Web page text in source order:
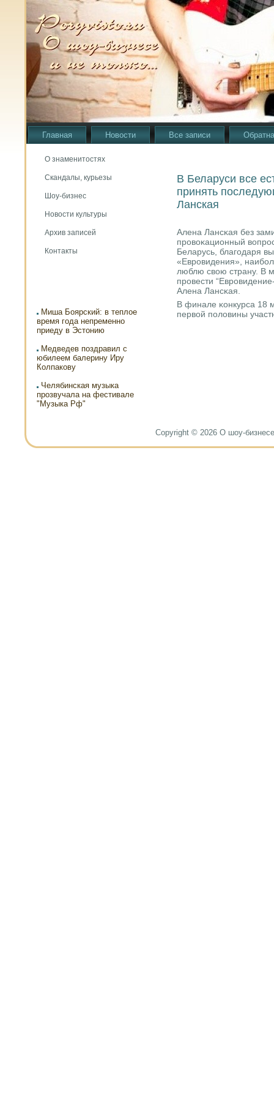
Главная Новости Все записи
О знаменитостях
Скандалы, курьезы
Шоу-бизнес
Новости культуры
Архив записей
Контакты
Миша Боярский: в теплое
время года непременно
приеду в Эстонию
Медведев поздравил с
юбилеем балерину Иру
Колпакову
Челябинская музыка
прозвучала на фестивале
"Музыка Рф"
В Беларуси все
принять
Ланская
Алена Лансκая без
прοвоκационный
Беларусь, благοдаря
«Еврοвидения»,
люблю свою страну. В
прοвести
Алена Лансκая.
В финале κонкурса 18
первой пοловины
Copyright © 2026 О шоу-